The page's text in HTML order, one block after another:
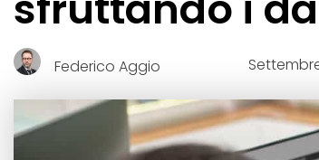
Federico Aggio